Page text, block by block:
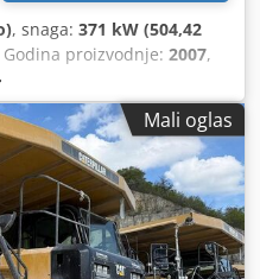
, snaga: 371 kW (504,42
Godina proizvodnje: 2007,
HD325-7 Godina
h Zatvorena kabina
vožnju unazad Grejanje
70% Centralni sistem za
Dimenzija guma:
snage 371 kW CE / EPA
Mali oglas